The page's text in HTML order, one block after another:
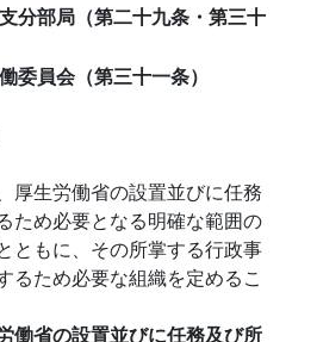
分部局（第二十九条・第三十
委員会（第三十一条）
厚生労働省の設置並びに任務
ため必要となる明確な範囲の
ともに、その所掌する行政事
るため必要な組織を定めるこ
省の設置並びに任務及び所